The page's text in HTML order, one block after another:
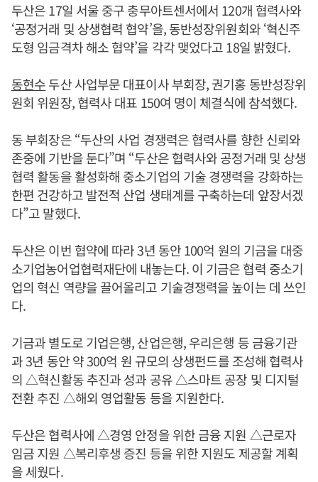
두산은 17일 서울 중구 충무아트센서에서 120개 협력사와
‘공정거래 및 상생협력 협약’을, 동반성장위원회와 ‘혁신주
도형 임금격차 해소 협약’을 각각 맺었다고 18일 밝혔다.
동현수두산 사업부문 대표이사 부회장, 권기홍 동반성장위
원회 위원장, 협력사 대표 150여 명이 체결식에 참석했다.
동 부회장은 “두산의 사업 경쟁력은 협력사를 향한 신뢰와
존중에 기반을 둔다”며 “두산은 협력사와 공정거래 및 상생
협력 활동을 활성화해 중소기업의 기술 경쟁력을 강화하는
한편 건강하고 발전적 산업 생태계를 구축하는데 앞장서겠
다”고 말했다.
두산은 이번 협약에 따라 3년 동안 100억 원의 기금을 대중
소기업농어업협력재단에 내놓는다. 이 기금은 협력 중소기
업의 혁신 역량을 끌어올리고 기술경쟁력을 높이는 데 쓰인
다.
기금과 별도로 기업은행, 산업은행, 우리은행 등 금융기관
과 3년 동안 약 300억 원 규모의 상생펀드를 조성해 협력사
의 △혁신활동 추진과 성과 공유 △스마트 공장 및 디지털
전환 추진 △해외 영업활동 등을 지원한다.
두산은 협력사에 △경영 안정을 위한 금융 지원 △근로자
임금 지원 △복리후생 증진 등을 위한 지원도 제공할 계획
을 세웠다.